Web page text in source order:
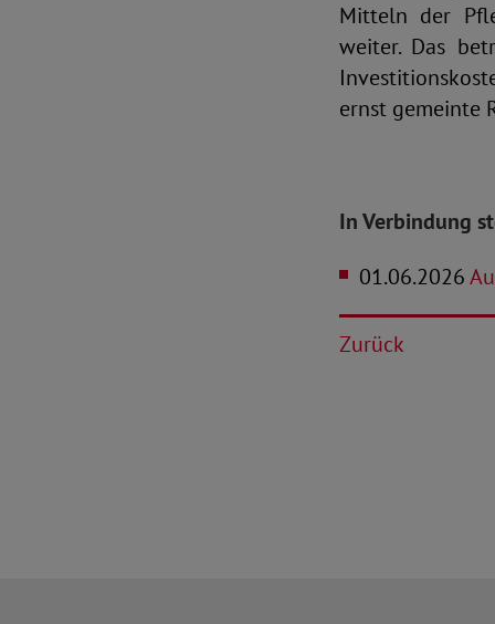
Mitteln der
weiter. Das
ernst gemeinte
In Verbindung
01.06.2026
Zurück